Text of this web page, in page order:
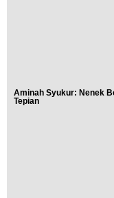
Aminah Syukur: Nenek
Tepian